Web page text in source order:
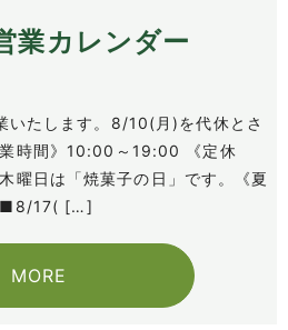
業カレンダー
いたします。8/10(月)を代休とさ
時間》10:00～19:00 《定休
曜日は「焼菓子の日」です。《夏
17( […]
MORE